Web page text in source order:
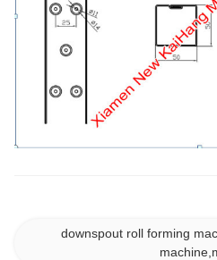
downspout roll forming